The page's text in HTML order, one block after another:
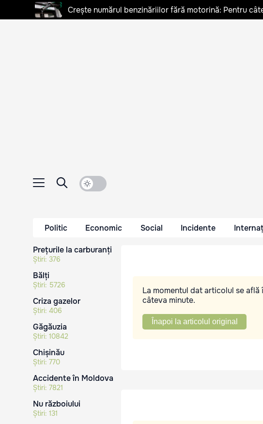
Crește numărul benzinăriilor fără motorină: Pentru
Politic Economic Social Incidente
Prețurile la carburanți
Știri: 376
Bălți
Știri: 5726
Criza gazelor
Știri: 406
Găgăuzia
Știri: 10842
Chișinău
Știri: 770
Accidente în Moldova
Știri: 7821
Nu războiului
Știri: 131
La momentul dat articolul se
câteva minute.
Înapoi la articolul original